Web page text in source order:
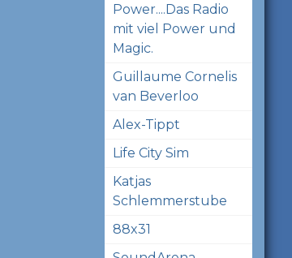
Power....Das Radio
mit viel Power und
Magic.
Guillaume Cornelis
van Beverloo
Alex-Tippt
Life City Sim
Katjas
Schlemmerstube
88x31